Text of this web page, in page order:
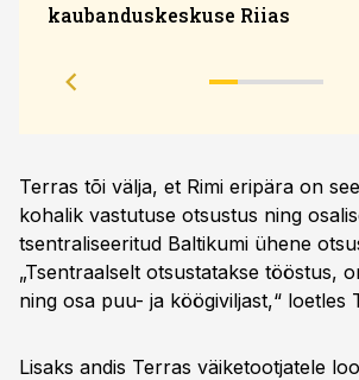
kaubanduskeskuse Riias
Terras tõi välja, et Rimi eripära on
kohalik vastutuse otsustus ning
tsentraliseeritud Baltikumi ühene
„Tsentraalselt otsustatakse tööstus,
ning osa puu- ja köögiviljast,“ loetles
Lisaks andis Terras väiketootjatele